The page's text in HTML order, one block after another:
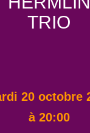
TRIO
à 20:00